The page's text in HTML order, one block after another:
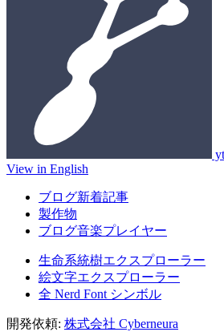
View in English
ブログ新着記事
製作物
ブログ音楽プレイヤー
生命系統樹エクスプローラー
絵文字エクスプローラー
全 Nerd Font シンボル
開発依頼: 株式会社 Cyberneura